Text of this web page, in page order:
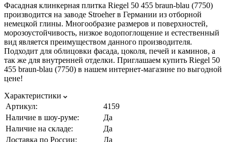
Фасадная клинкерная плитка Riegel 50 455 braun-blau (7750)
производится на заводе Stroeher в Германии из отборной
немецкой глины. Многообразие размеров и поверхностей,
морозоустойчивость, низкое водопоглощение и естественный
вид является преимуществом данного производителя.
Подходит для облицовки фасада, цоколя, печей и каминов, а
так же для внутренней отделки. Приглашаем купить Riegel 50
455 braun-blau (7750) в нашем интернет-магазине по выгодной
цене!
Характеристики
Артикул:
4159
Наличие в шоу-руме:
Да
Наличие на складе:
Да
Доставка по России:
Да